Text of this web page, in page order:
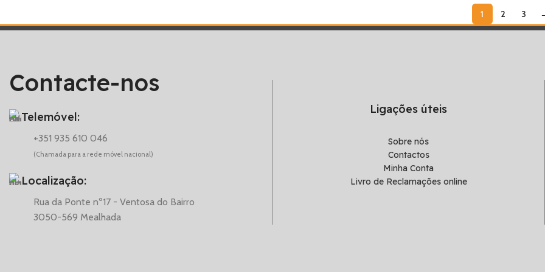
1 2 3
Contacte-nos
Telemóvel:
+351 935 610 046
(Chamada para a rede móvel nacional)
Localização:
Rua da Ponte nº17 - Ventosa do Bairro
3050-569 Mealhada
Ligações úteis
Sobre nós
Contactos
Minha Conta
Livro de Reclamações online